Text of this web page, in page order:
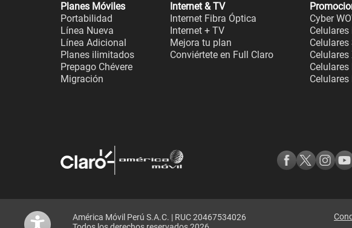
Planes Móviles
Portabilidad
Línea Nueva
Línea Adicional
Planes ilimitados
Prepago Chévere
Migración
Internet & TV
Internet Fibra Óptica
Internet + TV
Mejora tu plan
Conviértete en Full Claro
Cyber
Celulares
Celulares
América Móvil Perú S.A.C. | RUC 20467534026